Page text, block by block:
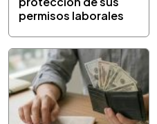
permisos laborales